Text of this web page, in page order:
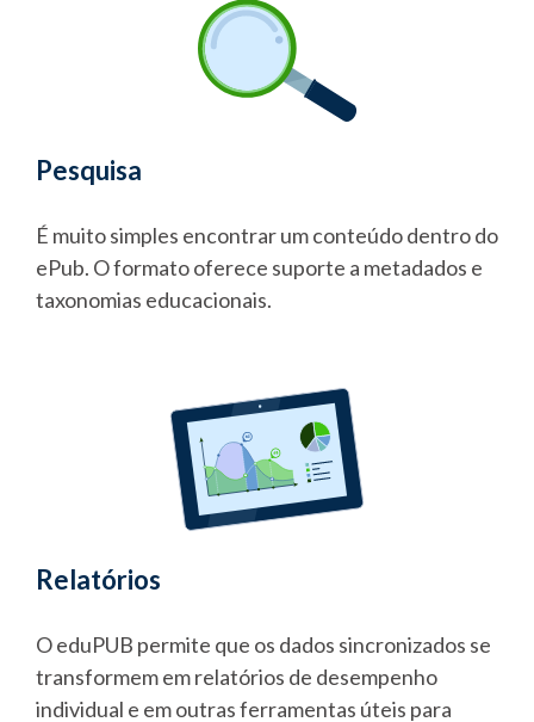
Pesquisa
É muito simples encontrar um conteúdo dentro do
ePub. O formato oferece suporte a metadados e
taxonomias educacionais.
Relatórios
O eduPUB permite que os dados sincronizados se
transformem em relatórios de desempenho
individual e em outras ferramentas úteis para